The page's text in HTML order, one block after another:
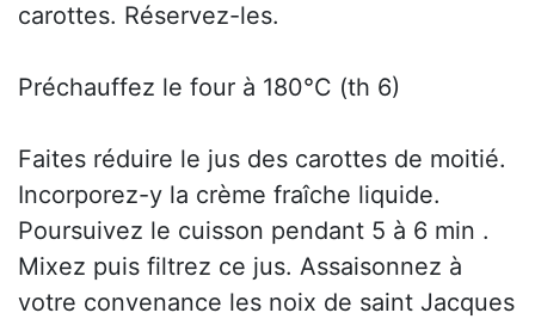
carottes. Réservez-les.
Préchauffez le four à 180°C (th 6)
Faites réduire le jus des carottes de moitié.
Incorporez-y la crème fraîche liquide.
Poursuivez le cuisson pendant 5 à 6 min .
Mixez puis filtrez ce jus. Assaisonnez à
votre convenance les noix de saint Jacques